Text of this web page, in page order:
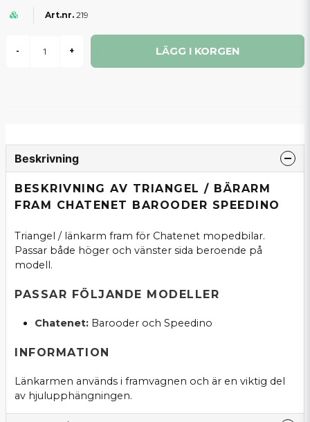
219
- + LÄGG I KORGEN
Beskrivning
BESKRIVNING AV TRIANGEL / BÄRARM
FRAM CHATENET BAROODER SPEEDINO
Triangel / länkarm fram för Chatenet mopedbilar.
Passar både höger och vänster sida beroende på
modell.
PASSAR FÖLJANDE MODELLER
Chatenet:Barooder och Speedino
INFORMATION
Länkarmen används i framvagnen och är en viktig del
av hjulupphängningen.